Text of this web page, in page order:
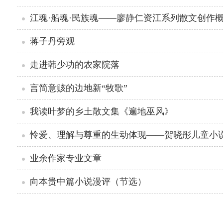
江魂·船魂·民族魂——廖静仁资江系列散文创作
蒋子丹旁观
走进韩少功的农家院落
言简意赅的边地新“牧歌”
我读叶梦的乡土散文集《遍地巫风》
怜爱、理解与尊重的生动体现——贺晓彤儿童小
业余作家专业文章
向本贵中篇小说漫评（节选）